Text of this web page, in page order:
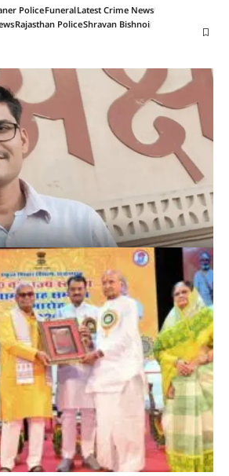
PoliceFuneralLatest Crime News
Rajasthan PoliceShravan Bishnoi